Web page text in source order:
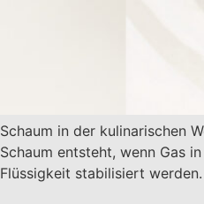
Schaum in der kulinarischen
Schaum entsteht, wenn Gas
Flüssigkeit stabilisiert